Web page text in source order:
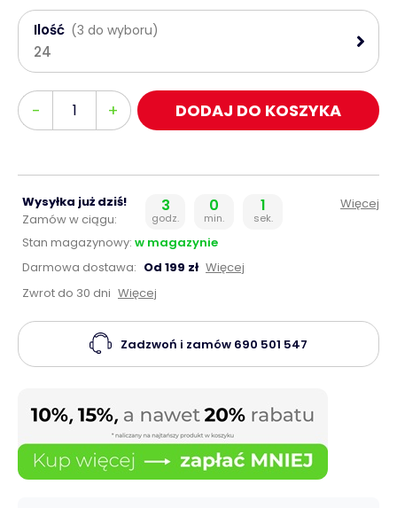
Ilość (3 do wyboru)
24
-
Ilość + DODAJ DO KOSZYKA
Wysyłka już dziś!
Zamów w ciągu:
3
godz.
0
min.
0
sek.
Więcej
Stan magazynowy: w magazynie
Darmowa dostawa: Od 199 zł Więcej
Zwrot do 30 dni Więcej
Zadzwoń i zamów 690 501 547